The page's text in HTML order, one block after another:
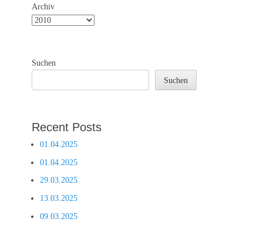
Archiv
Suchen
Suchen
Recent Posts
01.04.2025
01.04.2025
29.03.2025
13.03.2025
09.03.2025